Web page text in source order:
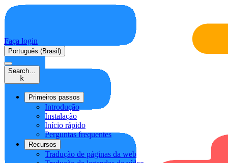
Faça login
Português (Brasil)
Search…
k
Primeiros passos
Introdução
Instalação
Início rápido
Perguntas frequentes
Recursos
Tradução de páginas da web